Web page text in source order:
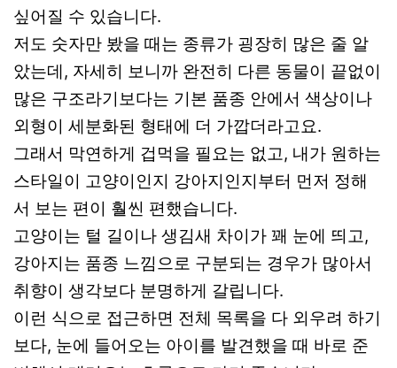
싶어질 수 있습니다.
저도 숫자만 봤을 때는 종류가 굉장히 많은 줄 알
았는데, 자세히 보니까 완전히 다른 동물이 끝없이
많은 구조라기보다는 기본 품종 안에서 색상이나
외형이 세분화된 형태에 더 가깝더라고요.
그래서 막연하게 겁먹을 필요는 없고, 내가 원하는
스타일이 고양이인지 강아지인지부터 먼저 정해
서 보는 편이 훨씬 편했습니다.
고양이는 털 길이나 생김새 차이가 꽤 눈에 띄고,
강아지는 품종 느낌으로 구분되는 경우가 많아서
취향이 생각보다 분명하게 갈립니다.
이런 식으로 접근하면 전체 목록을 다 외우려 하기
보다, 눈에 들어오는 아이를 발견했을 때 바로 준